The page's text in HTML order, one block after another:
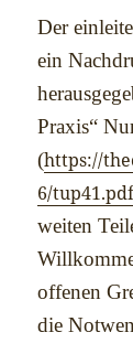
Der
ein
Praxis“
(https://
6/
weiten
offenen
die